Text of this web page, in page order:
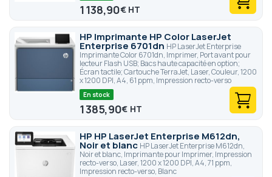
1 138,90€
HP Imprimante HP Color LaserJet
Enterprise 6701dn HP LaserJet Enterprise
Imprimante Color 6701dn, Imprimer, Port avant pour
lecteur Flash USB; Bacs haute capacité en option;
Écran tactile; Cartouche TerraJet, Laser, Couleur, 1200
x 1200 DPI, A4, 61 ppm, Impression recto-verso
En stock
1 385,90€
HP HP LaserJet Enterprise M612dn,
Noir et blanc HP LaserJet Enterprise M612dn,
Noir et blanc, Imprimante pour Imprimer, Impression
recto-verso, Laser, 1200 x 1200 DPI, A4, 71 ppm,
Impression recto-verso, Blanc